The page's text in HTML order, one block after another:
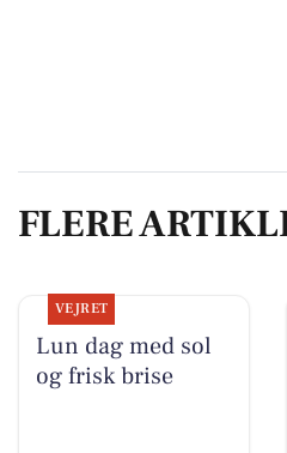
FLERE
VEJRET
Lun dag med sol
og frisk brise